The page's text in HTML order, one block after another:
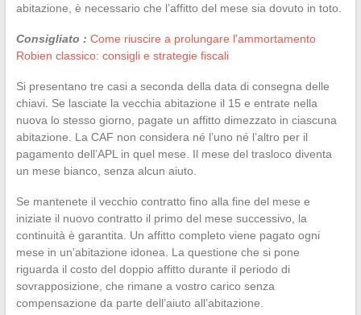
abitazione, è necessario che l’affitto del mese sia dovuto in toto.
Consigliato : Come riuscire a prolungare l'ammortamento
Robien classico: consigli e strategie fiscali
Si presentano tre casi a seconda della data di consegna delle
chiavi. Se lasciate la vecchia abitazione il 15 e entrate nella
nuova lo stesso giorno, pagate un affitto dimezzato in ciascuna
abitazione. La CAF non considera né l’uno né l’altro per il
pagamento dell’APL in quel mese. Il mese del trasloco diventa
un mese bianco, senza alcun aiuto.
Se mantenete il vecchio contratto fino alla fine del mese e
iniziate il nuovo contratto il primo del mese successivo, la
continuità è garantita. Un affitto completo viene pagato ogni
mese in un’abitazione idonea. La questione che si pone
riguarda il costo del doppio affitto durante il periodo di
sovrapposizione, che rimane a vostro carico senza
compensazione da parte dell’aiuto all’abitazione.